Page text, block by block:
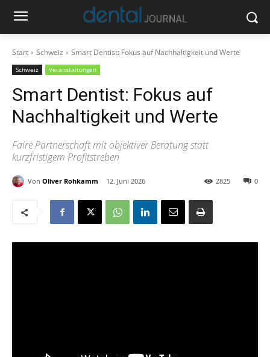
Start Schweiz Smart Dentist: Fokus auf Nachhaltigkeit und Werte
Schweiz Veranstaltungen
Smart Dentist: Fokus auf
Nachhaltigkeit und Werte
Faire Partnerschaft mit objektiver Beratung statt
kurzfristigem Profitstreben
Von Oliver Rohkamm 12. Juni 2026 0
2825